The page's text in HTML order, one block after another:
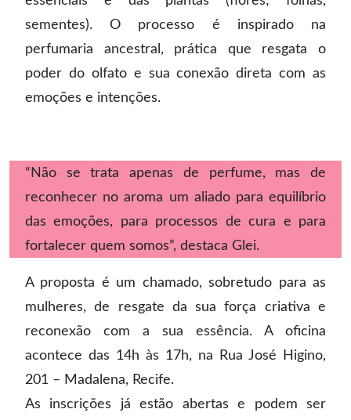
sementes). O processo é inspirado na
perfumaria ancestral, prática que resgata o
poder do olfato e sua conexão direta com as
emoções e intenções.
“Não se trata apenas de perfume, mas de
reconhecer no aroma um aliado para equilíbrio
das emoções, para processos de cura e para
fortalecer quem somos”, destaca Glei.
A proposta é um chamado, sobretudo para as
mulheres, de resgate da sua força criativa e
reconexão com a sua essência. A oficina
acontece das 14h às 17h, na Rua José Higino,
201 – Madalena, Recife.
As inscrições já estão abertas e podem ser